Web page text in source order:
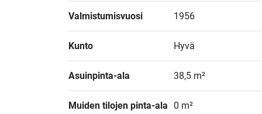
Valmistumisvuosi 1956
Kunto Hyvä
Asuinpinta-ala 38,5 m²
Muiden tilojen pinta-ala 0 m²